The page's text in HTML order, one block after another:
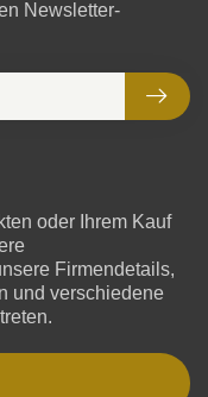
oder Ihrem Kauf
Firmendetails,
und verschiedene
Newsletter-